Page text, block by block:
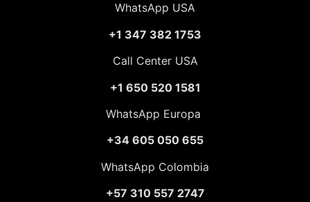
WhatsApp USA
+1 347 382 1753
Call Center USA
+1 650 520 1581
WhatsApp Europa
+34 605 050 655
WhatsApp Colombia
+57 310 557 2747